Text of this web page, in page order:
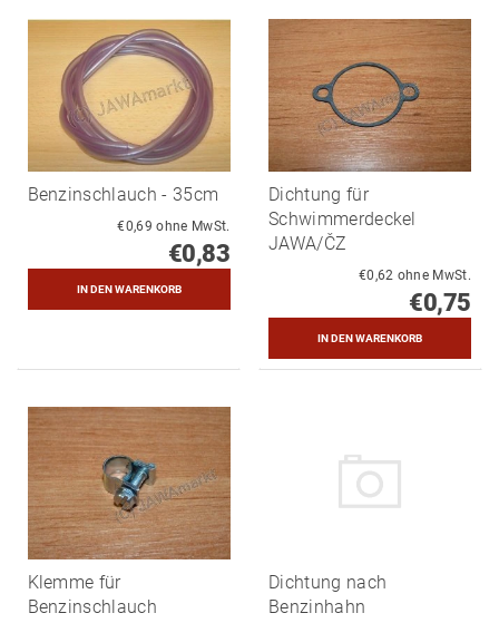
Benzinschlauch - 35cm
€0,69 ohne MwSt.
€0,83
Dichtung für
Schwimmerdeckel
JAWA/ČZ
€0,62 ohne MwSt.
€0,75
Klemme für
Benzinschlauch
Dichtung nach
Benzinhahn